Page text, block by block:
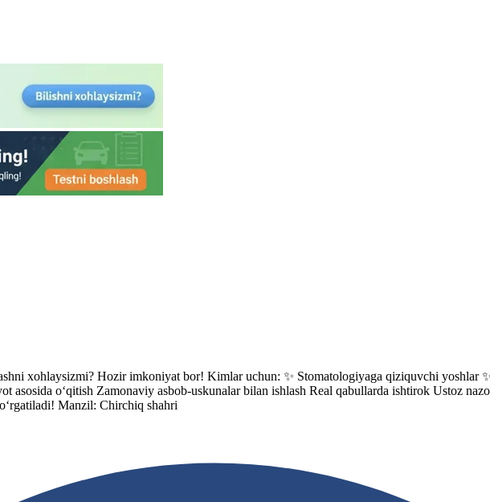
xohlaysizmi? Hozir imkoniyat bor! Kimlar uchun: ✨ Stomatologiyaga qiziquvchi yoshlar
asosida o‘qitish Zamonaviy asbob-uskunalar bilan ishlash Real qabullarda ishtirok Ustoz
Manzil: Chirchiq shahri